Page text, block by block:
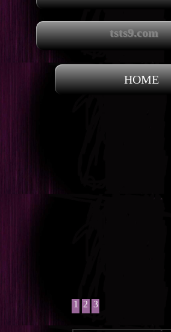
tsts9.com
HOME
1 2 3